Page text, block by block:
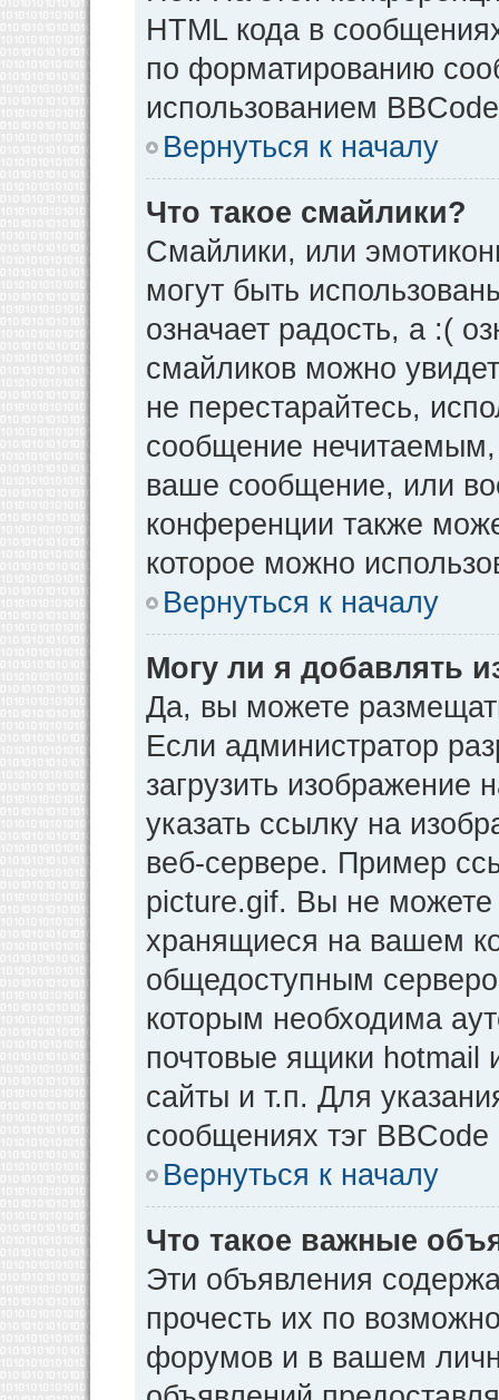
HTML кода в
по форматированию
использованием
Вернуться к началу
Что такое смайлики?
Смайлики, или
могут быть
означает радость, а :(
смайликов можно
не перестарайтесь,
сообщение нечитаемым,
ваше сообщение, или
конференции также
которое можно
Вернуться к началу
Могу ли я добавлять
Да, вы можете
Если администратор
загрузить
указать ссылку на
веб-сервере. Пример
picture.gif. Вы не можете
хранящиеся на вашем
общедоступным
которым необходима
почтовые ящики
сайты и т.п. Для
сообщениях тэг BBCode
Вернуться к началу
Что такое важные
Эти объявления
прочесть их по
форумов и в вашем